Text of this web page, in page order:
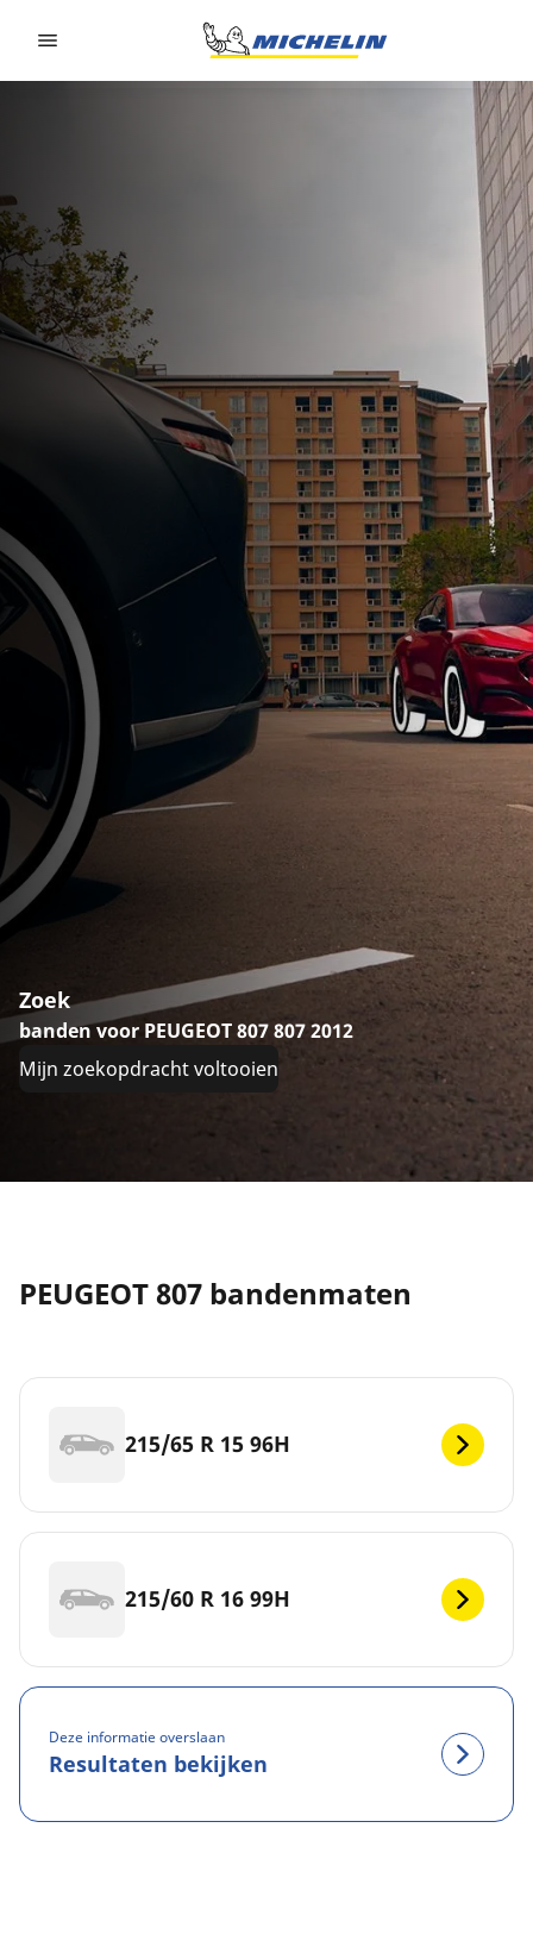
Zoek
banden voor PEUGEOT 807 807 2012
Mijn zoekopdracht voltooien
PEUGEOT 807 bandenmaten
215/65 R 15 96H
215/60 R 16 99H
Deze informatie overslaan
Resultaten bekijken